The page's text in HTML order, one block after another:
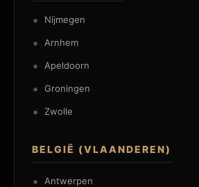
Nijmegen
Arnhem
Apeldoorn
Groningen
Zwolle
BELGIË (VLAANDEREN)
Antwerpen